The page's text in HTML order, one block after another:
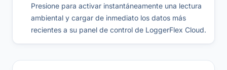
Presione para activar instantáneamente una lectura
ambiental y cargar de inmediato los datos más
recientes a su panel de control de LoggerFlex Cloud.